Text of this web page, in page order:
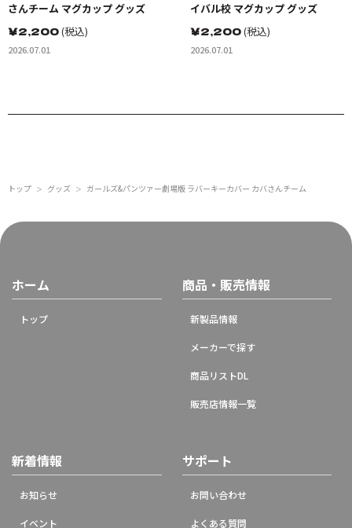
さんチーム マグカップ グッズ
￥2,200(税込)
2026.07.01
イバル校 マグカップ グッズ
￥2,200(税込)
2026.07.01
トップ ＞ グッズ ＞ ガールズ&パンツァー劇場版 ラバーキーカバー カバさんチーム
ホーム
トップ
商品・販売情報
新製品情報
メーカーで探す
商品リストDL
販売店情報一覧
新着情報
お知らせ
イベント
サポート
お問い合わせ
よくある質問